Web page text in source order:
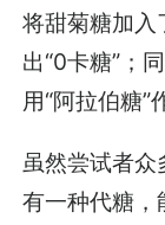
将甜菊糖加
出“0卡糖”；
用“阿拉伯糖”
虽然尝试者众
有一种代糖，